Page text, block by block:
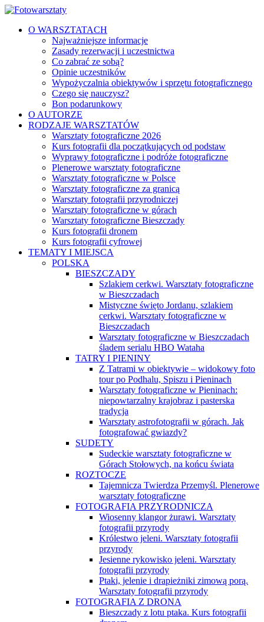
O WARSZTATACH
Najważniejsze informacje
Zasady rezerwacji i uczestnictwa
Co zabrać ze sobą?
Opinie uczestników
Wypożyczalnia obiektywów i sprzętu fotograficznego
Czego się nauczysz?
Bon podarunkowy
O AUTORZE
RODZAJE WARSZTATÓW
Warsztaty fotograficzne 2026
Kurs fotografii dla początkujących od podstaw
Wyprawy fotograficzne i podróże fotograficzne
Plenerowe warsztaty fotograficzne
Warsztaty fotograficzne w Polsce
Warsztaty fotograficzne za granicą
Warsztaty fotografii przyrodniczej
Warsztaty fotograficzne w górach
Warsztaty fotograficzne Bieszczady
Kurs fotografii dronem
Kurs fotografii cyfrowej
TEMATY I MIEJSCA
POLSKA
BIESZCZADY
Szlakiem cerkwi. Warsztaty fotograficzne
w Bieszczadach
Mistyczne święto Jordanu, szlakiem
cerkwi. Warsztaty fotograficzne w
Bieszczadach
Warsztaty fotograficzne w Bieszczadach
śladem serialu HBO Wataha
TATRY I PIENINY
Z Tatrami w obiektywie – widokowy foto
tour po Podhalu, Spiszu i Pieninach
Warsztaty fotograficzne w Pieninach:
niepowtarzalny krajobraz i pasterska
tradycja
Warsztaty astrofotografii w górach. Jak
fotografować gwiazdy?
SUDETY
Sudeckie warsztaty fotograficzne w
Górach Stołowych, na końcu świata
ROZTOCZE
Tajemnicza Twierdza Przemyśl. Plenerowe
warsztaty fotograficzne
FOTOGRAFIA PRZYRODNICZA
Wiosenny klangor żurawi. Warsztaty
fotografii przyrody
Królestwo jeleni. Warsztaty fotografii
przyrody
Jesienne rykowisko jeleni. Warsztaty
fotografii przyrody
Ptaki, jelenie i drapieżniki zimową porą.
Warsztaty fotografii przyrody
FOTOGRAFIA Z DRONA
Bieszczady z lotu ptaka. Kurs fotografii